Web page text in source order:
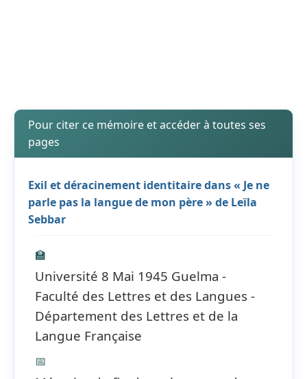
Pour citer ce mémoire et accéder à toutes ses
pages
Exil et déracinement identitaire dans « Je ne
parle pas la langue de mon père » de Leïla
Sebbar
🏫
Université 8 Mai 1945 Guelma -
Faculté des Lettres et des Langues -
Département des Lettres et de la
Langue Française
📅